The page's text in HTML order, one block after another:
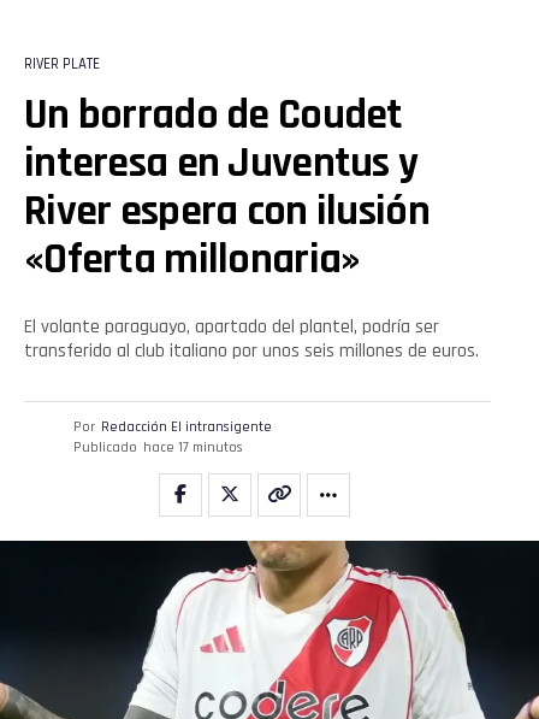
RIVER PLATE
Un borrado de Coudet
interesa en Juventus y
River espera con ilusión
«Oferta millonaria»
El volante paraguayo, apartado del plantel, podría ser
transferido al club italiano por unos seis millones de euros.
Por Redacción El intransigente
Publicado hace 17 minutos
Pinterest
Email